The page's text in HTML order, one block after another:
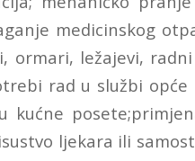
medicinskog
ormari, ležajevi,
rad u službi
kućne
ljekara ili